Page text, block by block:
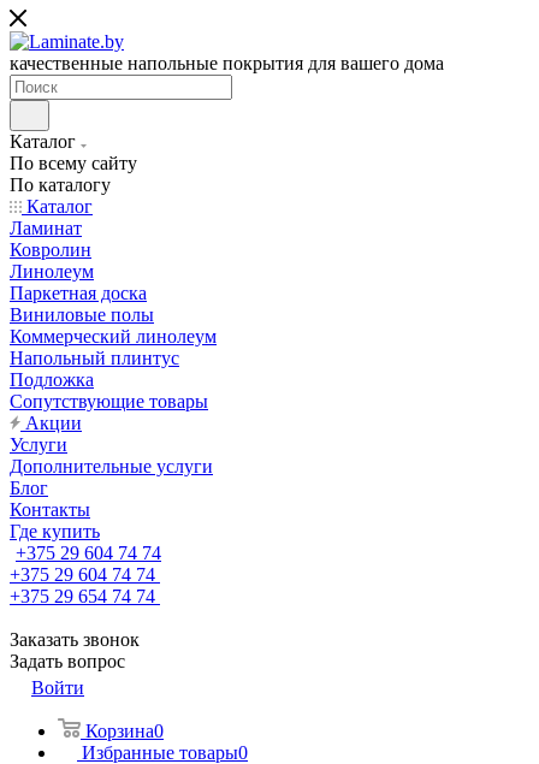
качественные напольные покрытия для вашего дома
Каталог
По всему сайту
По каталогу
Каталог
Ламинат
Ковролин
Линолеум
Паркетная доска
Виниловые полы
Коммерческий линолеум
Напольный плинтус
Подложка
Сопутствующие товары
Акции
Услуги
Дополнительные услуги
Блог
Контакты
Где купить
+375 29 604 74 74
+375 29 604 74 74
+375 29 654 74 74
Заказать звонок
Задать вопрос
Войти
Корзина0
Избранные товары0